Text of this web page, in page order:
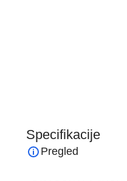
Specifikacije
Pregled